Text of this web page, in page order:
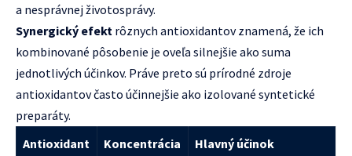
a nesprávnej životosprávy.
Synergický efekt rôznych antioxidantov znamená, že ich
kombinované pôsobenie je oveľa silnejšie ako suma
jednotlivých účinkov. Práve preto sú prírodné zdroje
antioxidantov často účinnejšie ako izolované syntetické
preparáty.
Antioxidant
Koncentrácia
Hlavný účinok